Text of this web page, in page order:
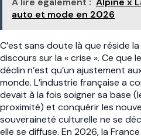
auto et mode en 2026
C’est sans doute là que réside
discours sur la « crise ». Ce que
déclin n’est qu’un ajustement
monde. L’industrie française a
devait à la fois soigner sa base
proximité) et conquérir les
souveraineté culturelle ne se
elle se diffuse. En 2026, la